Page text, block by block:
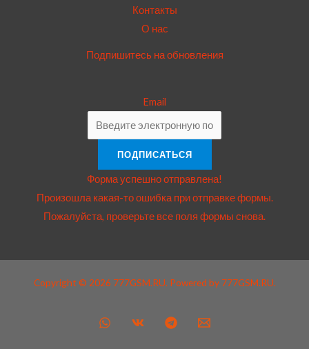
Контакты
О нас
Подпишитесь на обновления
Email
ПОДПИСАТЬСЯ
Форма успешно отправлена!
Произошла какая-то ошибка при отправке формы.
Пожалуйста, проверьте все поля формы снова.
Copyright © 2026 777GSM.RU. Powered by 777GSM.RU.